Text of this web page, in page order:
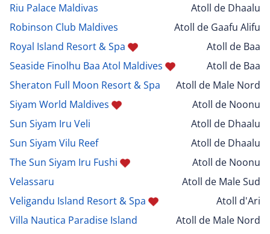
Riu Palace Maldivas
Atoll de Dhaalu
Robinson Club Maldives
Atoll de Gaafu Alifu
Royal Island Resort & Spa
Atoll de Baa
Seaside Finolhu Baa Atol Maldives
Atoll de Baa
Sheraton Full Moon Resort & Spa
Atoll de Male Nord
Siyam World Maldives
Atoll de Noonu
Sun Siyam Iru Veli
Atoll de Dhaalu
Sun Siyam Vilu Reef
Atoll de Dhaalu
The Sun Siyam Iru Fushi
Atoll de Noonu
Velassaru
Atoll de Male Sud
Veligandu Island Resort & Spa
Atoll d'Ari
Villa Nautica Paradise Island
Atoll de Male Nord